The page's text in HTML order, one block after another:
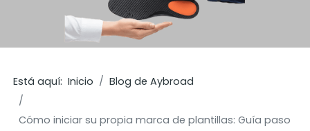
Está aquí:Inicio Blog de Aybroad
Cómo iniciar su propia marca de plantillas: Guía paso